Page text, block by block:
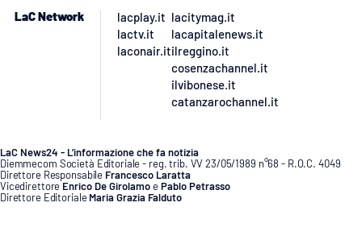
Storie
LaC Network
lacplay.it
lactv.it
laconair.it
lacitymag.it
lacapitalenews.it
ilreggino.it
cosenzachannel.it
ilvibonese.it
catanzarochannel.it
LaC News24 - L’informazione che fa notizia
Diemmecom Società Editoriale - reg. trib. VV 23/05/1989 n°68 - R.O.C. 4049
Direttore Responsabile Francesco Laratta
Vicedirettore Enrico De GirolamoePablo Petrasso
Direttore Editoriale Maria Grazia Falduto